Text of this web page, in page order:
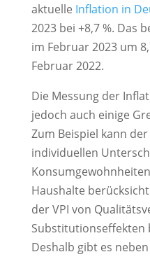
aktuelle Inflation in
2023 bei +8,7 %. Das
im Februar 2023 um
Februar 2022.
Die Messung der
jedoch auch einige
Zum Beispiel kann
individuellen
Haushalte
der VPI von
Substitutionseffekten
Deshalb gibt es